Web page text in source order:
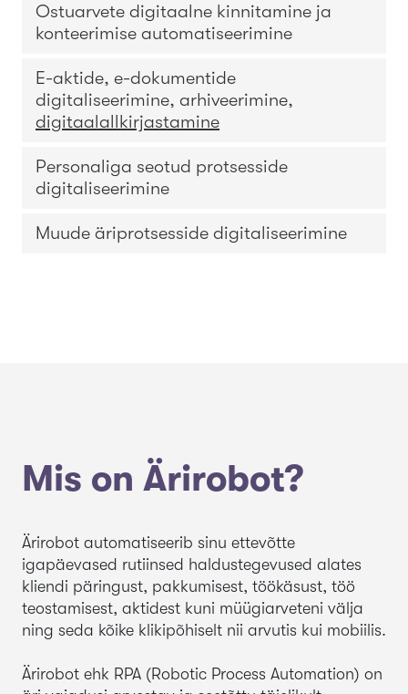
Ostuarvete digitaalne kinnitamine ja
konteerimise automatiseerimine
E-aktide, e-dokumentide
digitaliseerimine, arhiveerimine,
digitaalallkirjastamine
Personaliga seotud protsesside
digitaliseerimine
Muude äriprotsesside digitaliseerimine
Mis on Ärirobot?
Ärirobot automatiseerib sinu ettevõtte
igapäevased rutiinsed haldustegevused alates
kliendi päringust, pakkumisest, töökäsust, töö
teostamisest, aktidest kuni müügiarveteni välja
ning seda kõike klikipõhiselt nii arvutis kui mobiilis.
Ärirobot ehk RPA (Robotic Process Automation) on